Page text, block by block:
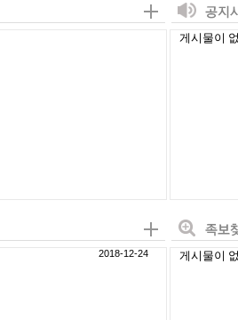
게시물이
2018-12-24 게시물이